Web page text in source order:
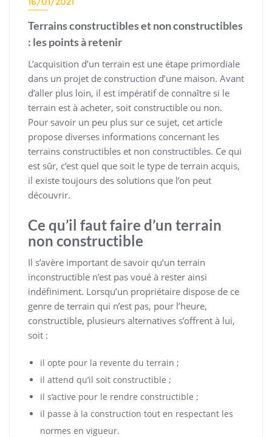
Terrains constructibles et non constructibles
: les points à retenir
L’acquisition d’un terrain est une étape primordiale
dans un projet de construction d’une maison. Avant
d’aller plus loin, il est impératif de connaître si le
terrain est à acheter, soit constructible ou non.
Pour savoir un peu plus sur ce sujet, cet article
propose diverses informations concernant les
terrains constructibles et non constructibles. Ce qui
est sûr, c’est quel que soit le type de terrain acquis,
il existe toujours des solutions que l’on peut
découvrir.
Ce qu’il faut faire d’un terrain
non constructible
Il s’avère important de savoir qu’un terrain
inconstructible n’est pas voué à rester ainsi
indéfiniment. Lorsqu’un propriétaire dispose de ce
genre de terrain qui n’est pas, pour l’heure,
constructible, plusieurs alternatives s’offrent à lui,
soit :
il opte pour la revente du terrain ;
il attend qu’il soit constructible ;
il s’active pour le rendre constructible ;
il passe à la construction tout en respectant les
normes en vigueur.